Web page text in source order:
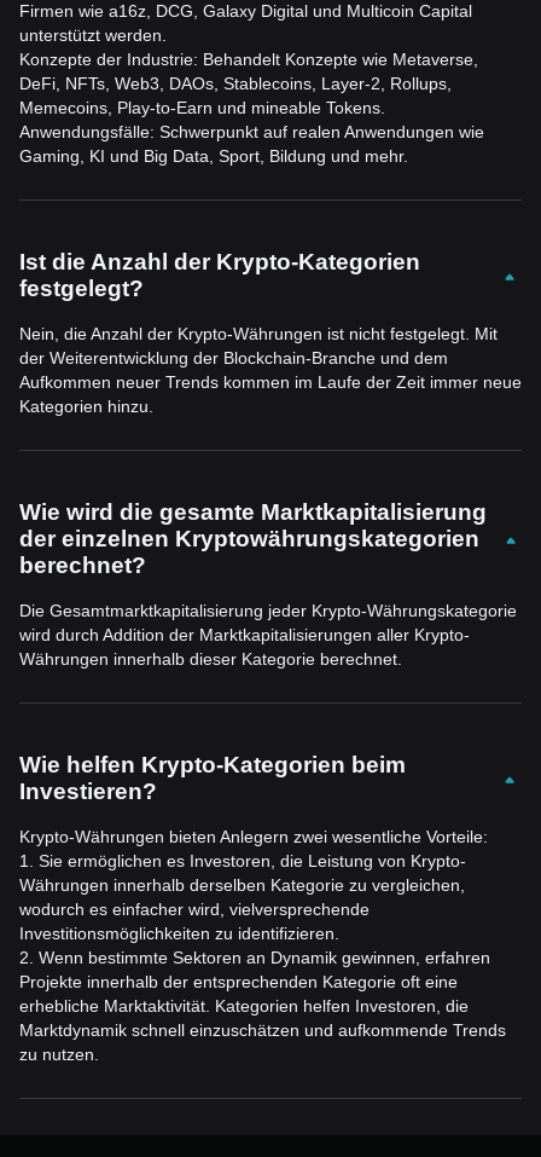
Firmen wie a16z, DCG, Galaxy Digital und Multicoin Capital
unterstützt werden.
Konzepte der Industrie: Behandelt Konzepte wie Metaverse,
DeFi, NFTs, Web3, DAOs, Stablecoins, Layer-2, Rollups,
Memecoins, Play-to-Earn und mineable Tokens.
Anwendungsfälle: Schwerpunkt auf realen Anwendungen wie
Gaming, KI und Big Data, Sport, Bildung und mehr.
Ist die Anzahl der Krypto-Kategorien
festgelegt?
Nein, die Anzahl der Krypto-Währungen ist nicht festgelegt. Mit
der Weiterentwicklung der Blockchain-Branche und dem
Aufkommen neuer Trends kommen im Laufe der Zeit immer neue
Kategorien hinzu.
Wie wird die gesamte Marktkapitalisierung
der einzelnen Kryptowährungskategorien
berechnet?
Die Gesamtmarktkapitalisierung jeder Krypto-Währungskategorie
wird durch Addition der Marktkapitalisierungen aller Krypto-
Währungen innerhalb dieser Kategorie berechnet.
Wie helfen Krypto-Kategorien beim
Investieren?
Krypto-Währungen bieten Anlegern zwei wesentliche Vorteile:
1. Sie ermöglichen es Investoren, die Leistung von Krypto-
Währungen innerhalb derselben Kategorie zu vergleichen,
wodurch es einfacher wird, vielversprechende
Investitionsmöglichkeiten zu identifizieren.
2. Wenn bestimmte Sektoren an Dynamik gewinnen, erfahren
Projekte innerhalb der entsprechenden Kategorie oft eine
erhebliche Marktaktivität. Kategorien helfen Investoren, die
Marktdynamik schnell einzuschätzen und aufkommende Trends
zu nutzen.